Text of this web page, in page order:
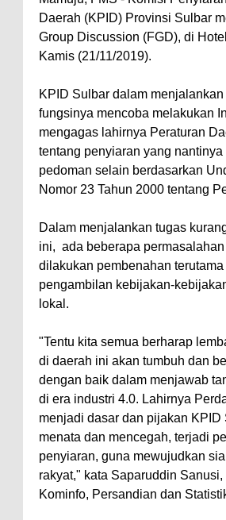
Daerah (KPID) Provinsi Sulbar
Group Discussion (FGD), di
Kamis (21/11/2019).
KPID Sulbar dalam
fungsinya mencoba melakukan
mengagas lahirnya Peraturan
tentang penyiaran yang
pedoman selain berdasarkan
Nomor 23 Tahun 2000 tentang
Dalam menjalankan tugas
ini, ada beberapa
dilakukan pembenahan
pengambilan kebijakan-
lokal.
"Tentu kita semua berharap
di daerah ini akan tumbuh dan
dengan baik dalam menjawab
di era industri 4.0. Lahirnya
menjadi dasar dan pijakan KPID
menata dan mencegah, terjadi
penyiaran, guna mewujudkan
rakyat," kata Saparuddin
Kominfo, Persandian dan